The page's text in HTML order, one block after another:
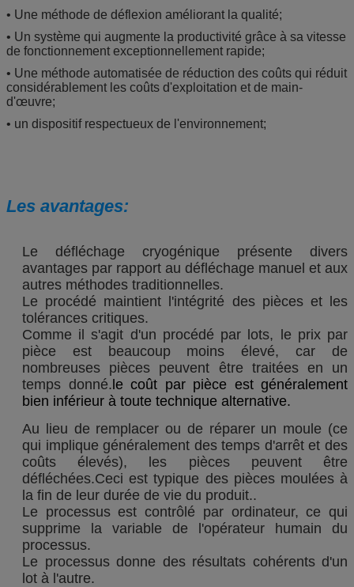
• Une méthode de déflexion améliorant la qualité;
• Un système qui augmente la productivité grâce à sa vitesse
de fonctionnement exceptionnellement rapide;
• Une méthode automatisée de réduction des coûts qui réduit
considérablement les coûts d'exploitation et de main-
d'œuvre;
• un dispositif respectueux de l'environnement;
Les avantages:
Le défléchage cryogénique présente divers
avantages par rapport au défléchage manuel et aux
autres méthodes traditionnelles.
Le procédé maintient l'intégrité des pièces et les
tolérances critiques.
Comme il s'agit d'un procédé par lots, le prix par
pièce est beaucoup moins élevé, car de
nombreuses pièces peuvent être traitées en un
temps donné.le coût par pièce est généralement
bien inférieur à toute technique alternative.
Au lieu de remplacer ou de réparer un moule (ce
qui implique généralement des temps d'arrêt et des
coûts élevés), les pièces peuvent être
défléchées.Ceci est typique des pièces moulées à
la fin de leur durée de vie du produit..
Le processus est contrôlé par ordinateur, ce qui
supprime la variable de l'opérateur humain du
processus.
Le processus donne des résultats cohérents d'un
lot à l'autre.